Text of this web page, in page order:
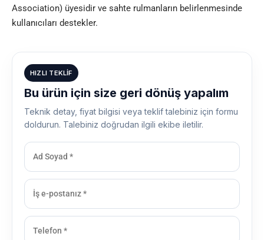
Association) üyesidir ve sahte rulmanların belirlenmesinde
kullanıcıları destekler.
HIZLI TEKLIF
Bu ürün için size geri dönüş yapalım
Teknik detay, fiyat bilgisi veya teklif talebiniz için formu
doldurun. Talebiniz doğrudan ilgili ekibe iletilir.